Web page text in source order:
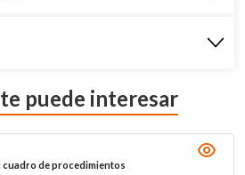
puede interesar
cuadro de procedimientos